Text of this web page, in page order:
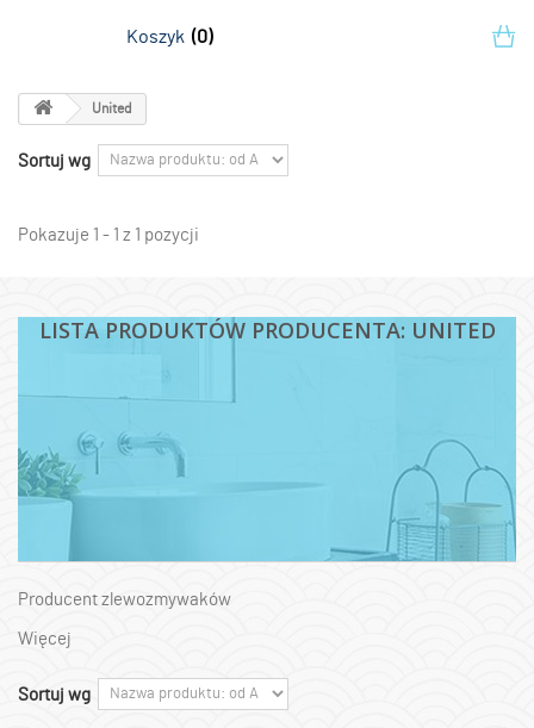
Koszyk (0)
United
Sortuj wg
Pokazuje 1 - 1 z 1 pozycji
LISTA PRODUKTÓW PRODUCENTA: UNITED
Producent zlewozmywaków
Więcej
Sortuj wg